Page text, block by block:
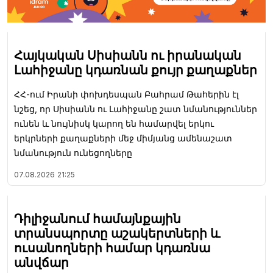
Հայկական Սիսիանն ու իրանական
Լահիջանը կդառնան քույր քաղաքներ
ՀՀ-ում Իրանի փոխդեսպան Բահրամ Թահերին էլ
նշեց, որ Սիսիանն ու Լահիջանը շատ նմանություններ
ունեն և նույնիսկ կարող են համարվել երկու
երկրների քաղաքների մեջ միմյանց ամենաշատ
նմանություն ունեցողները
07.08.2026 21:25
Դիլիջանում համայնքային
տրանսպորտը աշակերտների և
ուսանողների համար կդառնա
անվճար